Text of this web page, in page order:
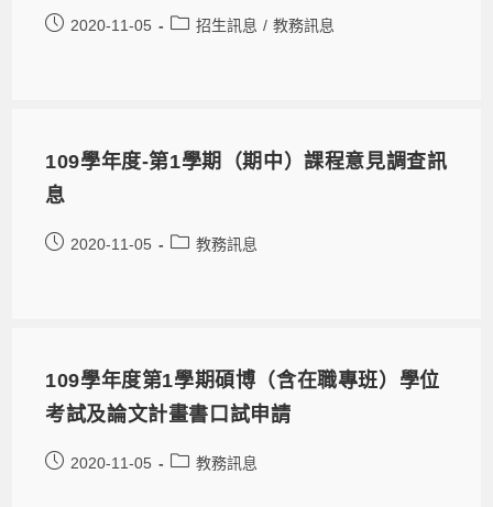
2020-11-05 招生訊息 / 教務訊息
109學年度-第1學期（期中）課程意見調查訊
息
2020-11-05 教務訊息
109學年度第1學期碩博（含在職專班）學位
考試及論文計畫書口試申請
2020-11-05 教務訊息